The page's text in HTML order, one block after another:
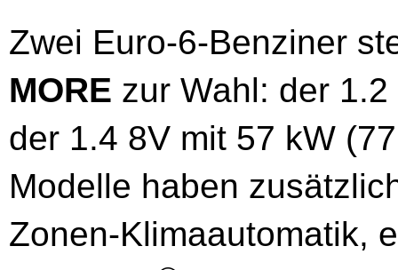
Zwei Euro-6-Benziner
MORE zur Wahl: der
der 1.4 8V mit 57 kW
Modelle haben
Zonen-Klimaautomatik,